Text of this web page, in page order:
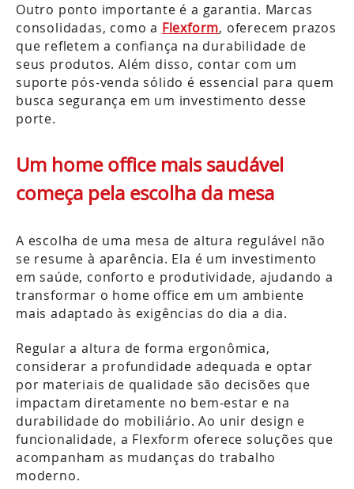
Outro ponto importante é a garantia. Marcas
consolidadas, como a Flexform, oferecem prazos
que refletem a confiança na durabilidade de
seus produtos. Além disso, contar com um
suporte pós-venda sólido é essencial para quem
busca segurança em um investimento desse
porte.
Um home office mais saudável
começa pela escolha da mesa
A escolha de uma mesa de altura regulável não
se resume à aparência. Ela é um investimento
em saúde, conforto e produtividade, ajudando a
transformar o home office em um ambiente
mais adaptado às exigências do dia a dia.
Regular a altura de forma ergonômica,
considerar a profundidade adequada e optar
por materiais de qualidade são decisões que
impactam diretamente no bem-estar e na
durabilidade do mobiliário. Ao unir design e
funcionalidade, a Flexform oferece soluções que
acompanham as mudanças do trabalho
moderno.